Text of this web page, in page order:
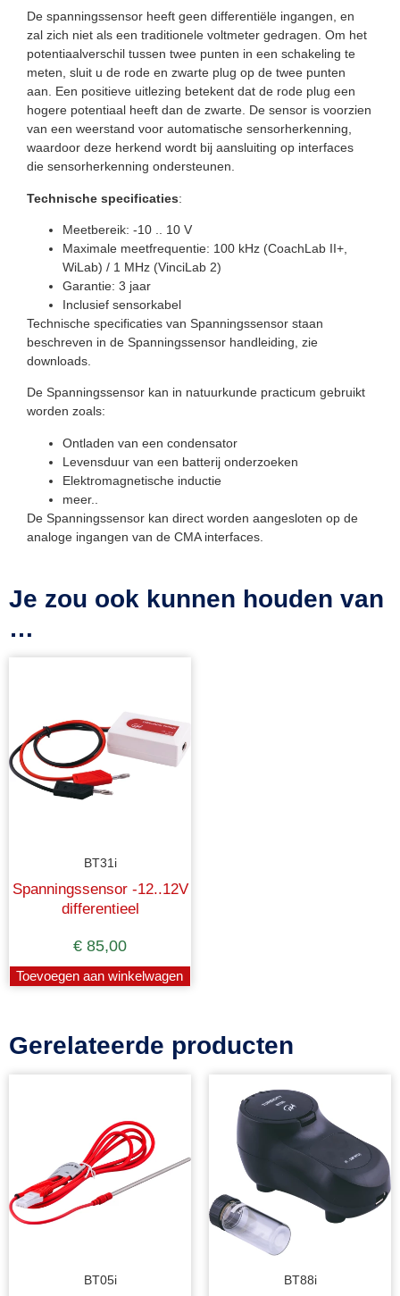
De spanningssensor heeft geen differentiële ingangen, en
zal zich niet als een traditionele voltmeter gedragen. Om het
potentiaalverschil tussen twee punten in een schakeling te
meten, sluit u de rode en zwarte plug op de twee punten
aan. Een positieve uitlezing betekent dat de rode plug een
hogere potentiaal heeft dan de zwarte. De sensor is voorzien
van een weerstand voor automatische sensorherkenning,
waardoor deze herkend wordt bij aansluiting op interfaces
die sensorherkenning ondersteunen.
Technische specificaties:
Meetbereik: -10 .. 10 V
Maximale meetfrequentie: 100 kHz (CoachLab II+,
WiLab) / 1 MHz (VinciLab 2)
Garantie: 3 jaar
Inclusief sensorkabel
Technische specificaties van Spanningssensor staan
beschreven in de Spanningssensor handleiding, zie
downloads.
De Spanningssensor kan in natuurkunde practicum gebruikt
worden zoals:
Ontladen van een condensator
Levensduur van een batterij onderzoeken
Elektromagnetische inductie
meer..
De Spanningssensor kan direct worden aangesloten op de
analoge ingangen van de CMA interfaces.
Je zou ook kunnen houden van
…
BT31i
Spanningssensor -12..12V
differentieel
€ 85,00
Toevoegen aan winkelwagen
Gerelateerde producten
BT05i BT88i